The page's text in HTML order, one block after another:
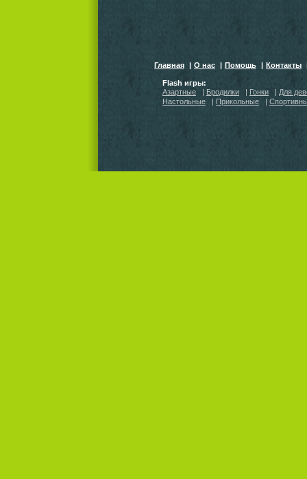
Главная | О нас | Помощь | Контакты
Flash игры:
Азартные
| Бродилки | Гонки | Для
Настольные
| Прикольные |